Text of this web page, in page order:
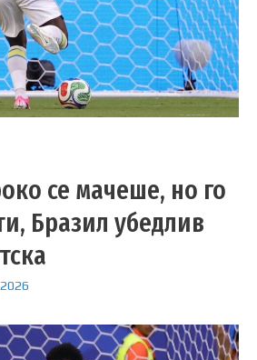
се мачеше, но го
Бразил убедлив